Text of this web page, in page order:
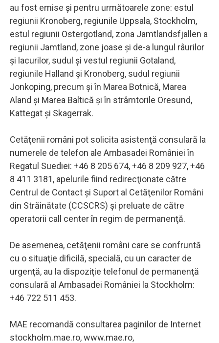
au fost emise şi pentru următoarele zone: estul
regiunii Kronoberg, regiunile Uppsala, Stockholm,
estul regiunii Ostergotland, zona Jamtlandsfjallen a
regiunii Jamtland, zone joase şi de-a lungul râurilor
şi lacurilor, sudul şi vestul regiunii Gotaland,
regiunile Halland şi Kronoberg, sudul regiunii
Jonkoping, precum şi în Marea Botnică, Marea
Aland şi Marea Baltică şi în strâmtorile Oresund,
Kattegat şi Skagerrak.
Cetăţenii români pot solicita asistenţă consulară la
numerele de telefon ale Ambasadei României în
Regatul Suediei: +46 8 205 674, +46 8 209 927, +46
8 411 3181, apelurile fiind redirecţionate către
Centrul de Contact şi Suport al Cetăţenilor Români
din Străinătate (CCSCRS) şi preluate de către
operatorii call center în regim de permanenţă.
De asemenea, cetăţenii români care se confruntă
cu o situaţie dificilă, specială, cu un caracter de
urgenţă, au la dispoziţie telefonul de permanenţă
consulară al Ambasadei României la Stockholm:
+46 722 511 453.
MAE recomandă consultarea paginilor de Internet
stockholm.mae.ro, www.mae.ro,